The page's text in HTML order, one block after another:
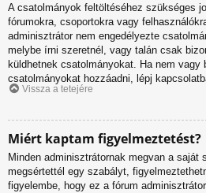
A csatolmányok feltöltéséhez szükséges
fórumokra, csoportokra vagy
adminisztrátor nem engedélyezte
melybe írni szeretnél, vagy talán csak
küldhetnek csatolmányokat. Ha nem
csatolmányokat hozzáadni, lépj
Vissza a tetejére
Miért kaptam figyelmeztetést?
Minden adminisztrátornak megvan a saját
megsértettél egy szabályt,
figyelembe, hogy ez a fórum